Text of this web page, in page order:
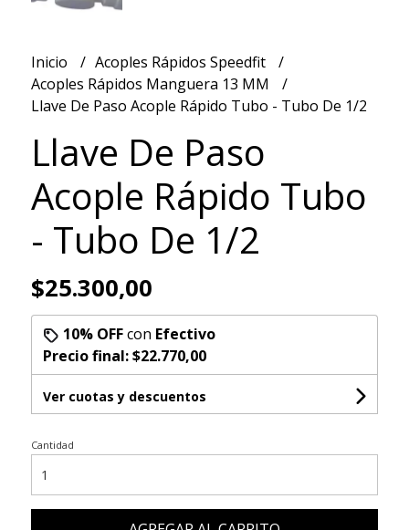
Inicio
Acoples Rápidos Speedfit
Acoples Rápidos Manguera 13 MM
Llave De Paso Acople Rápido Tubo - Tubo De 1/2
Llave De Paso
Acople Rápido Tubo
- Tubo De 1/2
$25.300,00
10% OFFcon Efectivo
Precio final:$22.770,00
Ver cuotas y descuentos
Cantidad